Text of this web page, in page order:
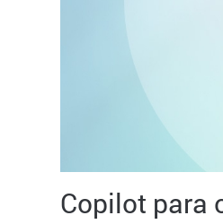
Copilot para